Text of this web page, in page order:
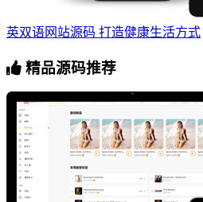
英双语网站源码 打造健康生活方式
精品源码推荐